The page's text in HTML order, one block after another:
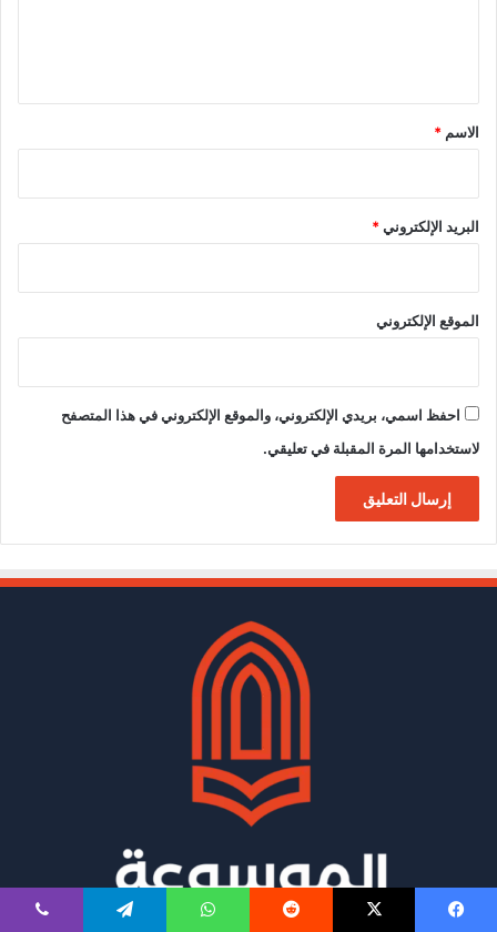
*
الاسم *
البريد الإلكتروني*
الموقع الإلكتروني
احفظ اسمي، بريدي الإلكتروني، والموقع الإلكتروني في هذا المتصفح
لاستخدامها المرة المقبلة في تعليقي.